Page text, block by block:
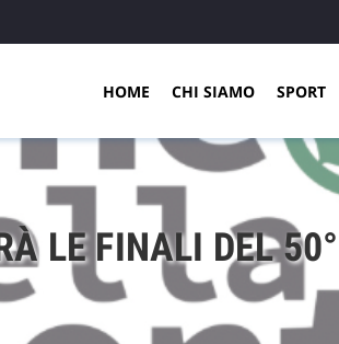
HOME CHI SIAMO SPORT
LE FINALI DEL